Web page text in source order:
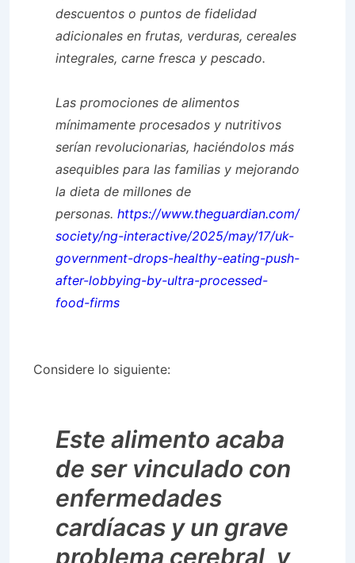
descuentos o puntos de fidelidad
adicionales en frutas, verduras, cereales
integrales, carne fresca y pescado.
Las promociones de alimentos
mínimamente procesados ​​y nutritivos
serían revolucionarias, haciéndolos más
asequibles para las familias y mejorando
la dieta de millones de
personas. https://www.theguardian.com/
society/ng-interactive/2025/may/17/uk-
government-drops-healthy-eating-push-
after-lobbying-by-ultra-processed-
food-firms
Considere lo siguiente:
Este alimento acaba
de ser vinculado con
enfermedades
cardíacas y un grave
problema cerebral, y